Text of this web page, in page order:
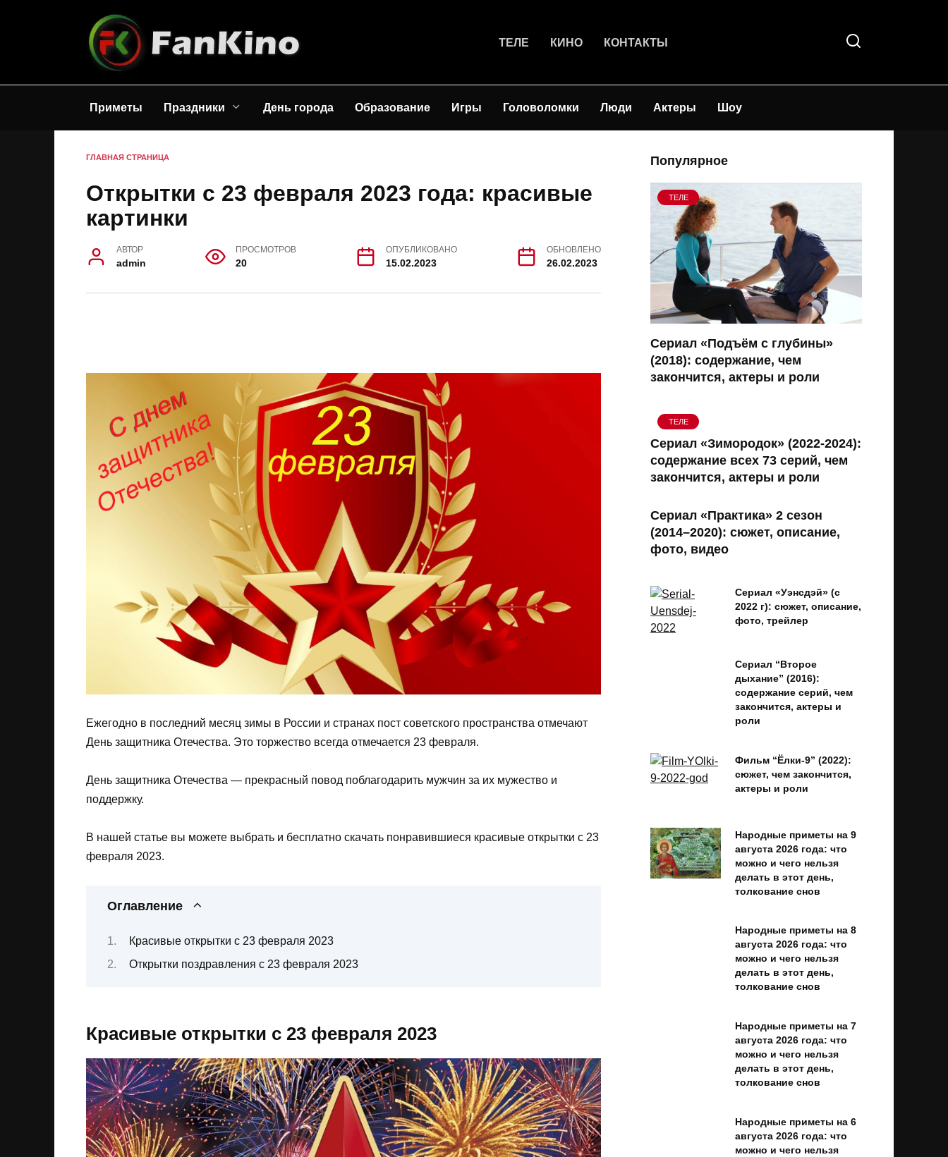
ТЕЛЕ КИНО КОНТАКТЫ
Приметы Праздники День города Образование Игры Головоломки Люди Актеры Шоу
ГЛАВНАЯ СТРАНИЦА
Открытки с 23 февраля 2023 года: красивые
картинки
АВТОР
admin
ПРОСМОТРОВ
20
ОПУБЛИКОВАНО
15.02.2023
ОБНОВЛЕНО
26.02.2023
Ежегодно в последний месяц зимы в России и странах пост советского пространства отмечают
День защитника Отечества. Это торжество всегда отмечается 23 февраля.
День защитника Отечества — прекрасный повод поблагодарить мужчин за их мужество и
поддержку.
В нашей статье вы можете выбрать и бесплатно скачать понравившиеся красивые открытки с 23
февраля 2023.
Оглавление
Красивые открытки с 23 февраля 2023
Открытки поздравления с 23 февраля 2023
Красивые открытки с 23 февраля 2023
Популярное
ТЕЛЕ
Сериал «Подъём с глубины»
(2018): содержание, чем
закончится, актеры и роли
ТЕЛЕ
Сериал «Зимородок» (2022-2024):
содержание всех 73 серий, чем
закончится, актеры и роли
Сериал «Практика» 2 сезон
(2014–2020): сюжет, описание,
фото, видео
Сериал «Уэнсдэй» (с
2022 г): сюжет, описание,
фото, трейлер
Сериал “Второе
дыхание” (2016):
содержание серий, чем
закончится, актеры и
роли
Фильм “Ёлки-9” (2022):
сюжет, чем закончится,
актеры и роли
Народные приметы на 9
августа 2026 года: что
можно и чего нельзя
делать в этот день,
толкование снов
Народные приметы на 8
августа 2026 года: что
можно и чего нельзя
делать в этот день,
толкование снов
Народные приметы на 7
августа 2026 года: что
можно и чего нельзя
делать в этот день,
толкование снов
Народные приметы на 6
августа 2026 года: что
можно и чего нельзя